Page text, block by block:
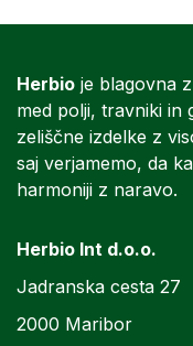
Herbio je blagovna
med polji, travniki in
zeliščne izdelke z
saj verjamemo, da
harmoniji z naravo.
Herbio Int d.o.o.
Jadranska cesta 27
2000 Maribor